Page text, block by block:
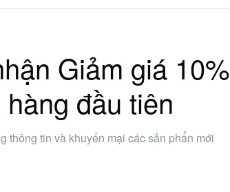
Giảm giá 10%
đầu tiên
thông tin và khuyến mại các sản phẩn mới